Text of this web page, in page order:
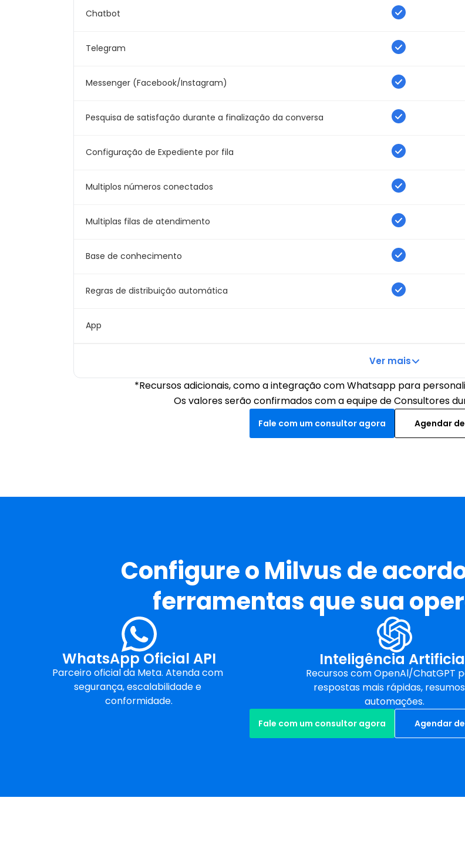
Chatbot
Telegram
Messenger (Facebook/Instagram)
Pesquisa de satisfação durante a finalização da conversa
Configuração de Expediente por fila
Multiplos números conectados
Multiplas filas de atendimento
Base de conhecimento
Regras de distribuição automática
App
Ver mais
*Recursos adicionais, como a integração com Whatsapp para
Os valores serão confirmados com a equipe de Consultores
Fale com um consultor agora Agendar
Configure o Milvus de
ferramentas que sua
WhatsApp Oficial API
Parceiro oficial da Meta. Atenda com
segurança, escalabilidade e
conformidade.
Inteligência
Recursos com OpenAl/ChatGPT
respostas mais rápidas,
automações.
Fale com um consultor agora Agendar